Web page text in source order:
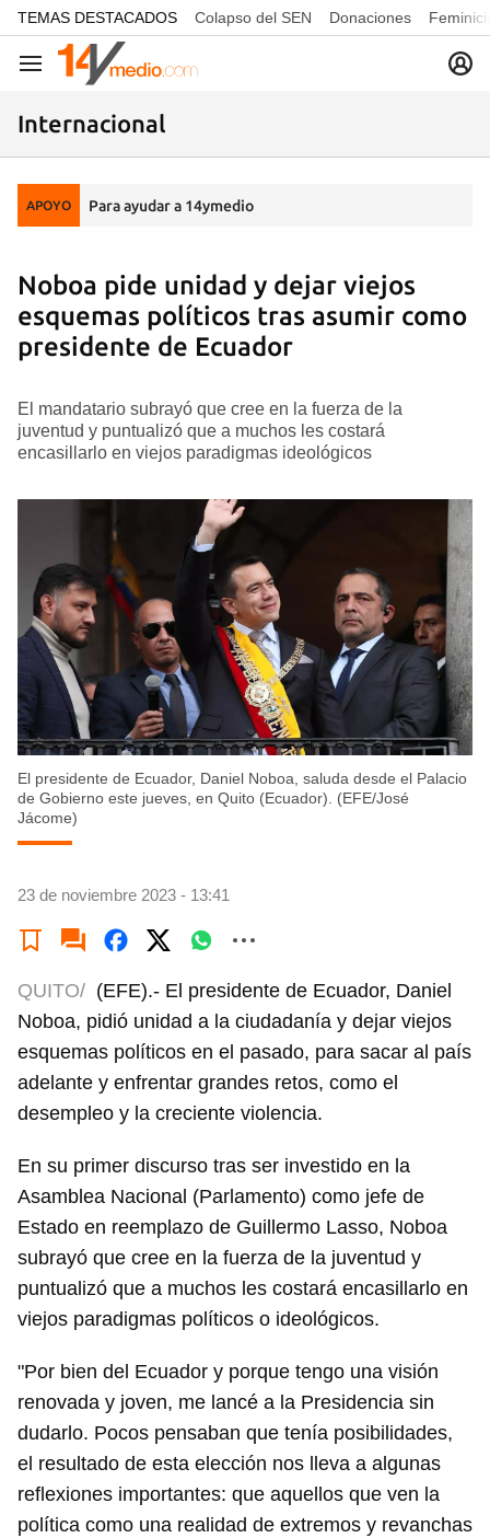
common.go-to-content
TEMAS DESTACADOS Colapso del SEN Donaciones
Navegación
Internacional
APOYO Para ayudar a 14ymedio
Noboa pide unidad y dejar viejos
esquemas políticos tras asumir como
presidente de Ecuador
El mandatario subrayó que cree en la fuerza de la
juventud y puntualizó que a muchos les costará
encasillarlo en viejos paradigmas ideológicos
El presidente de Ecuador, Daniel Noboa, saluda desde el Palacio
de Gobierno este jueves, en Quito (Ecuador). (EFE/José
Jácome)
23 de noviembre 2023 - 13:41
QUITO/ (EFE).- El presidente de Ecuador, Daniel
Noboa, pidió unidad a la ciudadanía y dejar viejos
esquemas políticos en el pasado, para sacar al país
adelante y enfrentar grandes retos, como el
desempleo y la creciente violencia.
En su primer discurso tras ser investido en la
Asamblea Nacional (Parlamento) como jefe de
Estado en reemplazo de Guillermo Lasso, Noboa
subrayó que cree en la fuerza de la juventud y
puntualizó que a muchos les costará encasillarlo en
viejos paradigmas políticos o ideológicos.
"Por bien del Ecuador y porque tengo una visión
renovada y joven, me lancé a la Presidencia sin
dudarlo. Pocos pensaban que tenía posibilidades,
el resultado de esta elección nos lleva a algunas
reflexiones importantes: que aquellos que ven la
política como una realidad de extremos y revanchas